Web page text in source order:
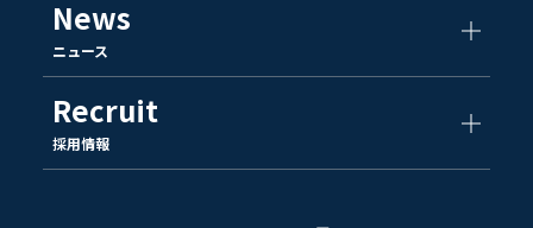
News
ニュース
Recruit
採用情報